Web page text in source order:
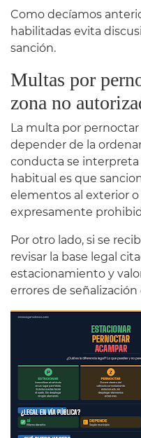
Como decíamos
habilitadas evita
sanción.
Multas por
zona no
La multa por
depender de la
conducta se interpreta
habitual es que
elementos al exterior
expresamente
Por otro lado, si se
revisar la base legal
estacionamiento y
errores de señalización